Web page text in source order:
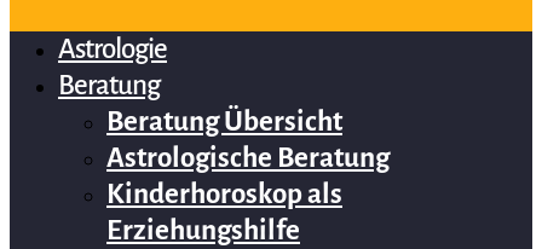
Astrologie
Beratung
Beratung Übersicht
Astrologische Beratung
Kinderhoroskop als
Erziehungshilfe